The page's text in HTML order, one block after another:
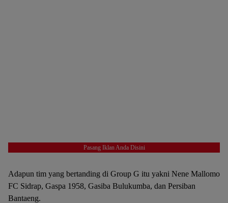
Pasang Iklan Anda Disini
Adapun tim yang bertanding di Group G itu yakni Nene Mallomo
FC Sidrap, Gaspa 1958, Gasiba Bulukumba, dan Persiban
Bantaeng.